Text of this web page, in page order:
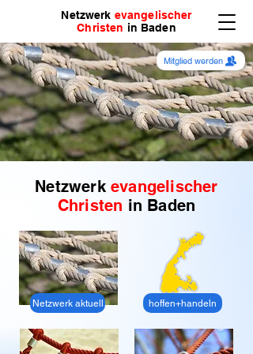
Netzwerk evangelischer
Christen in Baden
Mitglied werden
Netzwerkevangelischer
Christen in Baden
Netzwerk aktuell hoffen+handeln